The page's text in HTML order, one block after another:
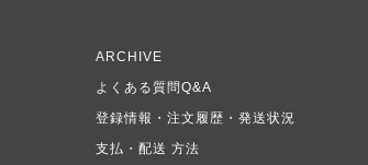
ARCHIVE
よくある質問Q&A
登録情報・注文履歴・発送状況
支払・配送 方法